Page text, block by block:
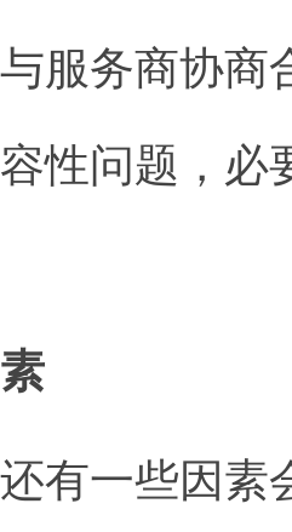
服务商协商
性问题，必
有一些因素